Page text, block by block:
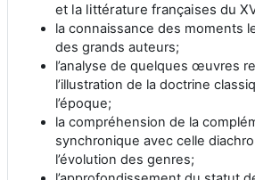
et la littérature françaises du
la connaissance des moments
des grands auteurs;
l’analyse de quelques œuvres
l’illustration de la doctrine
l’époque;
la compréhension de la
synchronique avec celle
l’évolution des genres;